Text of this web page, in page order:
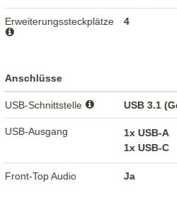
Erweiterungssteckplätze 4
Anschlüsse
USB-Schnittstelle USB 3.1
USB-Ausgang
1x USB-A
1x USB-C
Front-Top Audio Ja